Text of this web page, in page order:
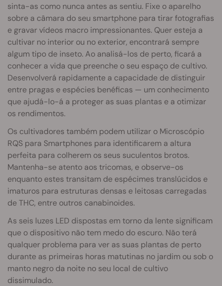
sinta-as como nunca antes as sentiu. Fixe o aparelho
sobre a câmara do seu smartphone para tirar fotografias
e gravar vídeos macro impressionantes. Quer esteja a
cultivar no interior ou no exterior, encontrará sempre
algum tipo de inseto. Ao analisá-los de perto, ficará a
conhecer a vida que preenche o seu espaço de cultivo.
Desenvolverá rapidamente a capacidade de distinguir
entre pragas e espécies benéficas — um conhecimento
que ajudá-lo-á a proteger as suas plantas e a otimizar
os rendimentos.
Os cultivadores também podem utilizar o Microscópio
RQS para Smartphones para identificarem a altura
perfeita para colherem os seus suculentos brotos.
Mantenha-se atento aos tricomas, e observe-os
enquanto estes transitam de espécimes translúcidos e
imaturos para estruturas densas e leitosas carregadas
de THC, entre outros canabinoides.
As seis luzes LED dispostas em torno da lente significam
que o dispositivo não tem medo do escuro. Não terá
qualquer problema para ver as suas plantas de perto
durante as primeiras horas matutinas no jardim ou sob o
manto negro da noite no seu local de cultivo
dissimulado.